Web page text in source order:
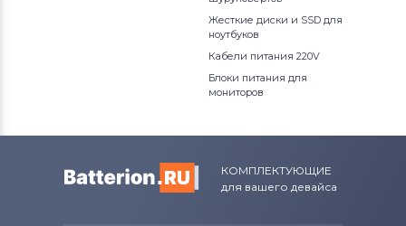
Жесткие диски и SSD для
ноутбуков
Кабели питания 220V
Блоки питания для
мониторов
КОМПЛЕКТУЮЩИЕ
для вашего девайса